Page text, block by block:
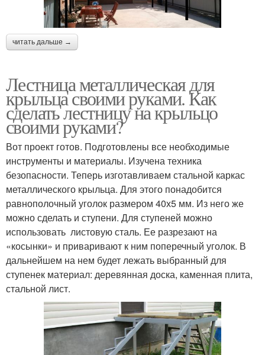
читать дальше →
Лестница металлическая для
крыльца своими руками. Как
сделать лестницу на крыльцо
своими руками?
Вот проект готов. Подготовлены все необходимые
инструменты и материалы. Изучена техника
безопасности. Теперь изготавливаем стальной каркас
металлического крыльца. Для этого понадобится
равнополочный уголок размером 40х5 мм. Из него же
можно сделать и ступени. Для ступеней можно
использовать листовую сталь. Ее разрезают на
«косынки» и приваривают к ним поперечный уголок. В
дальнейшем на нем будет лежать выбранный для
ступенек материал: деревянная доска, каменная плита,
стальной лист.